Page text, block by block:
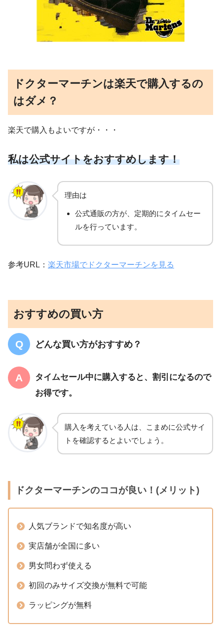
ドクターマーチンは楽天で購入するの
はダメ？
楽天で購入もよいですが・・・
私は公式サイトをおすすめします！
理由は
公式通販の方が、定期的にタイムセー
ルを行っています。
参考URL： 楽天市場でドクターマーチンを見る
おすすめの買い方
どんな買い方がおすすめ？
タイムセール中に購入すると、割引になるので
お得です。
購入を考えている人は、こまめに公式サイ
トを確認するとよいでしょう。
ドクターマーチンのココが良い！(メリット)
人気ブランドで知名度が高い
実店舗が全国に多い
男女問わず使える
初回のみサイズ交換が無料で可能
ラッピングが無料